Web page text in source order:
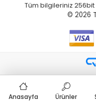
Tüm bilgileriniz 256bit
© 2026
Anasayfa Ürünler